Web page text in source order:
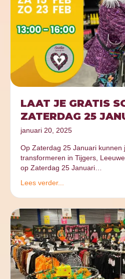
LAAT JE GRATIS
ZATERDAG 25
januari 20, 2025
Op Zaterdag 25 Januari kunnen
transformeren in Tijgers,
op Zaterdag 25 Januari…
Lees verder...